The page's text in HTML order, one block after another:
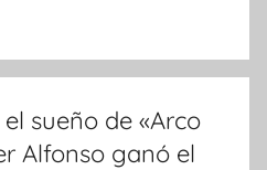
sueño de «Arco
Alfonso ganó el